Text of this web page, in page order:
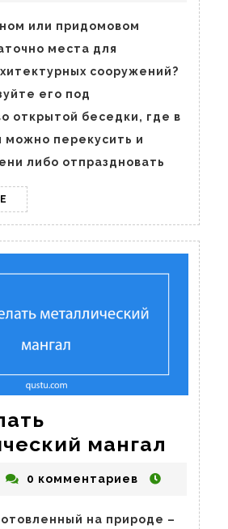
беседку
дерева
или придомовом
места для
сооружений?
его под
открытой беседки, где в
можно перекусить и
либо отпраздновать
ЧИТАТЬ
ДАЛЕЕ
мангал Как
qustu0 комментариев
на природе –